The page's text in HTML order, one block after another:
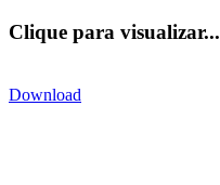
Clique para visualizar...
Download